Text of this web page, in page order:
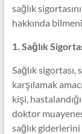
sağlık
hakkında
1. Sağlık
Sağlık
karşılamak
kişi,
doktor
sağlık giderlerini